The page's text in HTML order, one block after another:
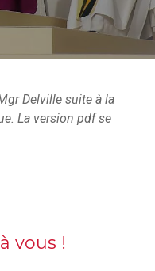
Delville suite à la
La version pdf se
vous !